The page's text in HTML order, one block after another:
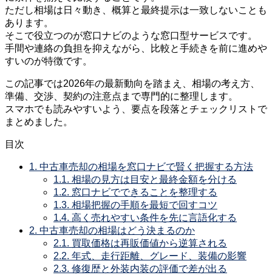
ただし相場は日々動き、概算と最終提示は一致しないことも
あります。
そこで役立つのが窓口ナビのような窓口型サービスです。
手間や連絡の負担を抑えながら、比較と手続きを前に進めや
すいのが特徴です。
この記事では2026年の最新動向を踏まえ、相場の考え方、
準備、交渉、契約の注意点まで専門的に整理します。
スマホでも読みやすいよう、要点を段落とチェックリストで
まとめました。
目次
1. 中古車売却の相場を窓口ナビで賢く把握する方法
1.1. 相場の見方は目安と最終金額を分ける
1.2. 窓口ナビでできることを整理する
1.3. 相場把握の手順を最短で回すコツ
1.4. 高く売れやすい条件を先に言語化する
2. 中古車売却の相場はどう決まるのか
2.1. 買取価格は再販価値から逆算される
2.2. 年式、走行距離、グレード、装備の影響
2.3. 修復歴と外装内装の評価で差が出る